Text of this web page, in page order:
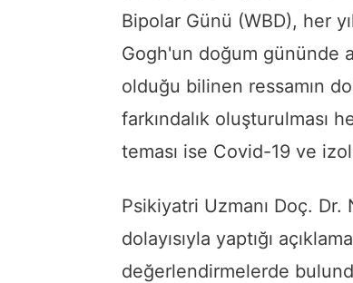
Bipolar Günü (WBD), her
Gogh'un doğum gününde
olduğu bilinen ressamın
farkındalık oluşturulması
teması ise Covid-19 ve
Psikiyatri Uzmanı Doç.
dolayısıyla yaptığı
değerlendirmelerde